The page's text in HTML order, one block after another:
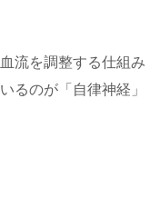
流を調整する仕組み
るのが「自律神経」